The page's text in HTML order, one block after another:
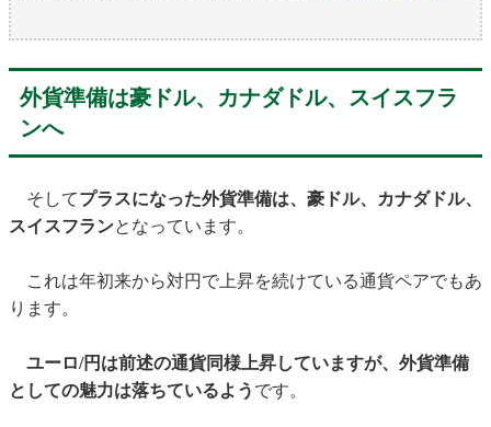
外貨準備は豪ドル、カナダドル、スイスフラ
ンへ
そしてプラスになった外貨準備は、豪ドル、カナダドル、
スイスフランとなっています。
これは年初来から対円で上昇を続けている通貨ペアでもあ
ります。
ユーロ/円は前述の通貨同様上昇していますが、外貨準備
としての魅力は落ちているよう です。